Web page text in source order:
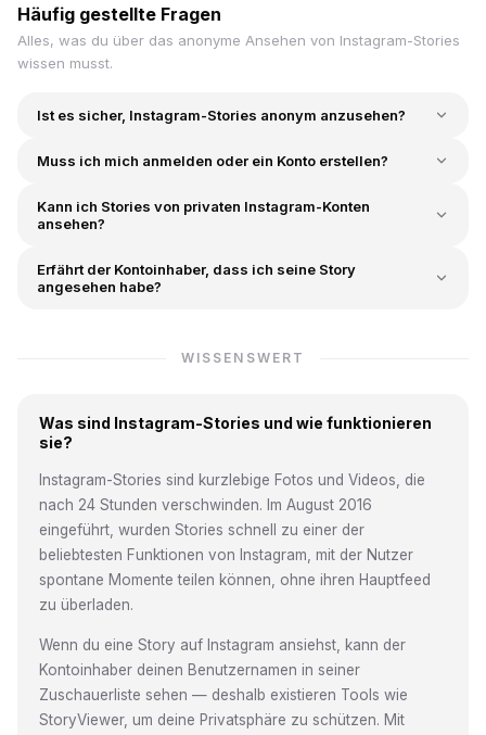
Häufig gestellte Fragen
Alles, was du über das anonyme Ansehen von Instagram-Stories
wissen musst.
Ist es sicher, Instagram-Stories anonym anzusehen?
Muss ich mich anmelden oder ein Konto erstellen?
Kann ich Stories von privaten Instagram-Konten
ansehen?
Erfährt der Kontoinhaber, dass ich seine Story
angesehen habe?
WISSENSWERT
Was sind Instagram-Stories und wie funktionieren
sie?
Instagram-Stories sind kurzlebige Fotos und Videos, die
nach 24 Stunden verschwinden. Im August 2016
eingeführt, wurden Stories schnell zu einer der
beliebtesten Funktionen von Instagram, mit der Nutzer
spontane Momente teilen können, ohne ihren Hauptfeed
zu überladen.
Wenn du eine Story auf Instagram ansiehst, kann der
Kontoinhaber deinen Benutzernamen in seiner
Zuschauerliste sehen — deshalb existieren Tools wie
StoryViewer, um deine Privatsphäre zu schützen. Mit